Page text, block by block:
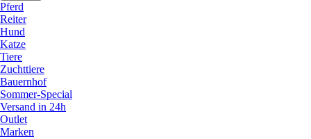
Pferd
Reiter
Hund
Katze
Tiere
Zuchttiere
Bauernhof
Sommer-Special
Versand in 24h
Outlet
Marken